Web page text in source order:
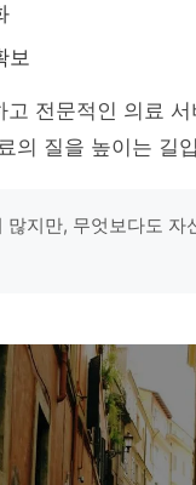
보
전문적인 의료
의 질을 높이는 길
지만, 무엇보다도